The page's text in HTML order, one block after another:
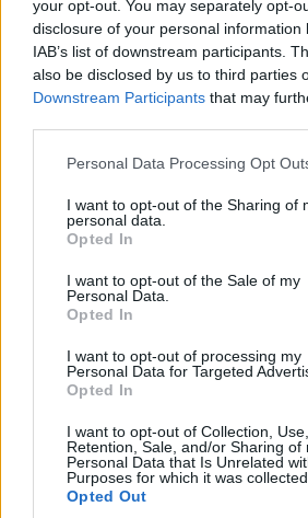
your opt-out. You may separately opt-
disclosure of your personal information
IAB’s list of downstream participants.
also be disclosed by us to third parties
Downstream Participants that may
Please note that this website/app uses
not limited to your visit or usage
grant or deny consent to Google and
use your data for below specified
consent section.
Personal Data Processing Opt
I want to opt-out of the Sharing of
personal data.
Opted In
I want to opt-out of the Sale of my
Personal Data.
Opted In
I want to opt-out of processing my
Personal Data for Targeted
Opted In
I want to opt-out of Collection, Use,
Retention, Sale, and/or Sharing of
Personal Data that Is Unrelated
Purposes for which it was collected.
Opted Out
17:47
Piastriról nem ejtettünk mostanában
hat másodperccel vezet Russell előtt,
hozza...
Leclerc már Russellre zárkózik fel,
közelségben lesz.
Ocont Antonelli és Verstappen nem
jön Hamilton. És megy.
elé, Hamilton meg hetediknek Antonelli
Ferrari taktikája!